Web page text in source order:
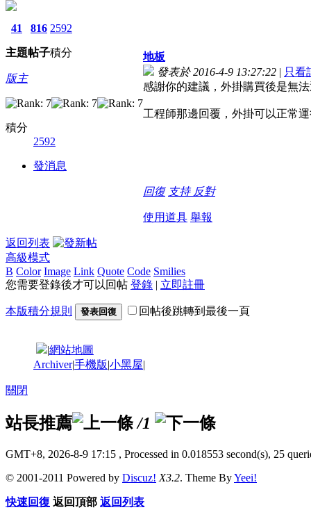
41
主題
816
帖子
2592
積分
版主
積分
2592
發消息
地板
發表於 2016-4-9 13:27:22 | 只看
感謝你的建議，外掛購買後是無
工程師那邊回覆，外掛可以正常
回復 支持 反對
使用道具 舉報
返回列表
高級模式
B Color Image Link Quote Code Smilies
您需要登錄後才可以回帖 登錄 | 立即註冊
本版積分規則 發表回復 回帖後跳轉到最後一頁
|網站地圖
Archiver|手機版|小黑屋|
關閉
站長推薦 /1
GMT+8, 2026-8-9 17:15 , Processed in 0.018553 second(s), 25
© 2001-2011 Powered by Discuz! X3.2. Theme ByYeei!
快速回復 返回頂部 返回列表